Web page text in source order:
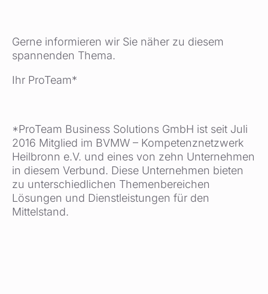
Gerne informieren wir Sie näher zu diesem
spannenden Thema.
Ihr ProTeam*
*ProTeam Business Solutions GmbH ist seit Juli
2016 Mitglied im BVMW – Kompetenznetzwerk
Heilbronn e.V. und eines von zehn Unternehmen
in diesem Verbund. Diese Unternehmen bieten
zu unterschiedlichen Themenbereichen
Lösungen und Dienstleistungen für den
Mittelstand.